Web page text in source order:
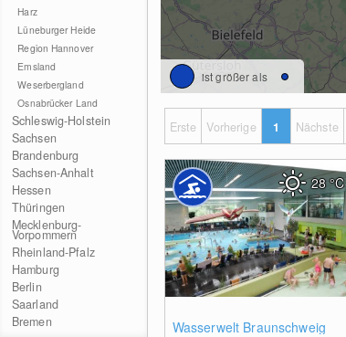
Harz
Lüneburger Heide
Region Hannover
Emsland
Weserbergland
Osnabrücker Land
Schleswig-Holstein
Sachsen
Brandenburg
Sachsen-Anhalt
Hessen
Thüringen
Mecklenburg-
Vorpommern
Rheinland-Pfalz
Hamburg
Berlin
Saarland
Bremen
ist größer als
Erste Vorherige 1 Nächste
Wasserwelt Braunschweig
28°C